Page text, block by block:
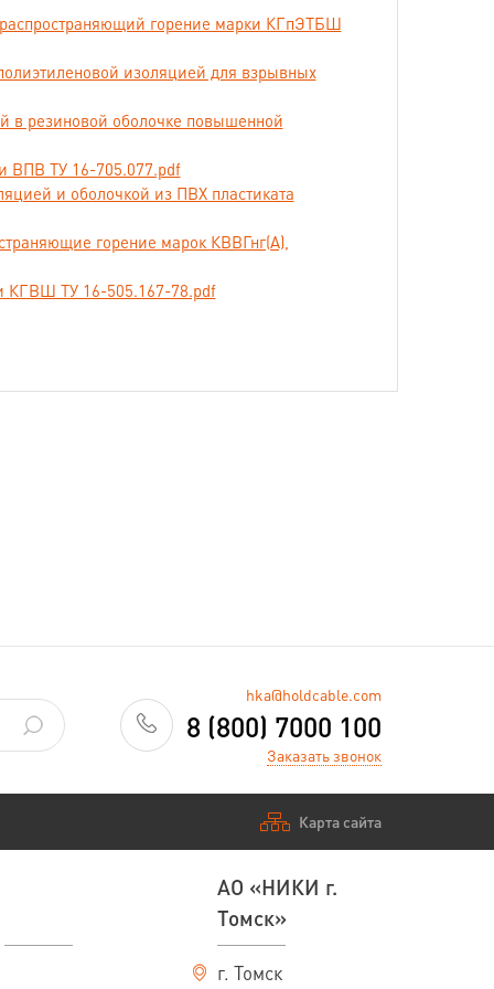
в стационарных электротехнических
частотой 50 Гц.
25; 35; 50; 70; 95; 120; 150; 185; 240; 300; 400;
АПвБШп, ПвВГ-П, АПвВГ-П не должны
кабелей обязательно применение
распространять горение в пучках по
прокладке, в том числе и на
прокладки в земле (траншеях)
их применение для прокладки через
распространяющий горение марки КГпЭТБШ
изоляцией для взрывных
в резиновой оболочке повышенной
ВПВ ТУ 16-705.077.pdf
и оболочкой из ПВХ пластиката
горение марок КВВГнг(А),
КГВШ ТУ 16-505.167-78.pdf
hka@holdcable.com
8 (800) 7000 100
Заказать звонок
Карта сайта
АО «НИКИ г.
Томск»
г. Томск